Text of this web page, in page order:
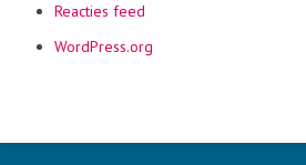
Reacties feed
WordPress.org